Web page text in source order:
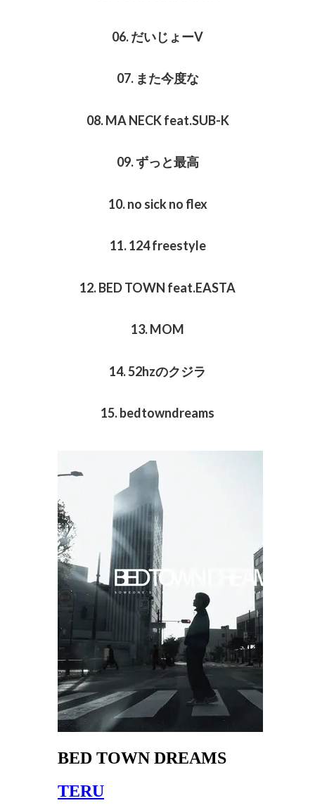
06. だいじょーV
07. また今度な
08. MA NECK feat.SUB-K
09. ずっと最高
10. no sick no flex
11. 124 freestyle
12. BED TOWN feat.EASTA
13. MOM
14. 52hzのクジラ
15. bedtowndreams